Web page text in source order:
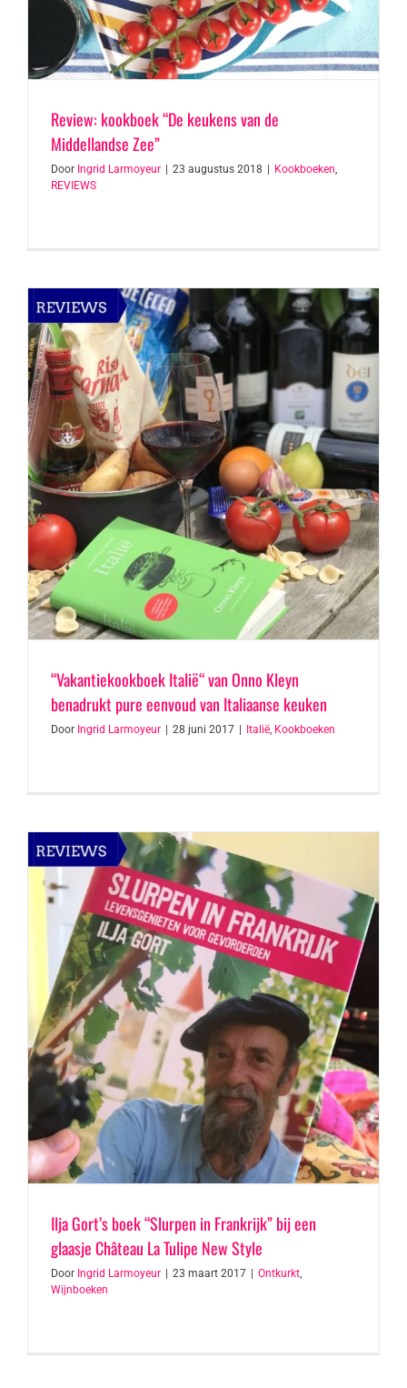
Review: kookboek “De keukens van de
Middellandse Zee”
Door Ingrid Larmoyeur 23 augustus 2018 Kookboeken,
REVIEWS
“Vakantiekookboek Italië“ van Onno Kleyn
benadrukt pure eenvoud van Italiaanse keuken
Door Ingrid Larmoyeur 28 juni 2017 Italië, Kookboeken
Ilja Gort’s boek “Slurpen in Frankrijk” bij een
glaasje Château La Tulipe New Style
Door Ingrid Larmoyeur 23 maart 2017 Ontkurkt,
Wijnboeken